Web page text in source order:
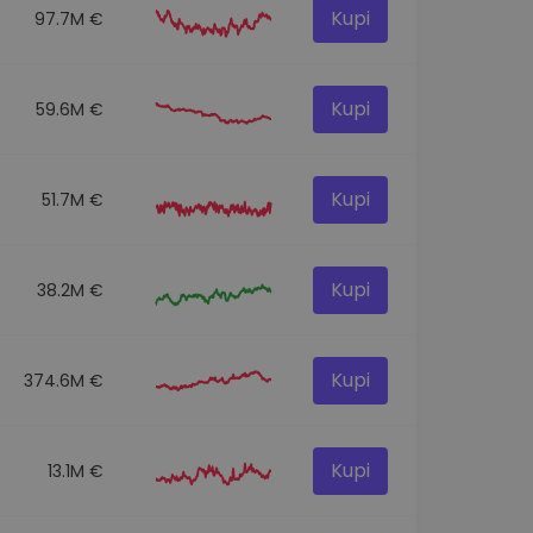
97.7M € Kupi
59.6M € Kupi
51.7M € Kupi
38.2M € Kupi
374.6M € Kupi
13.1M € Kupi